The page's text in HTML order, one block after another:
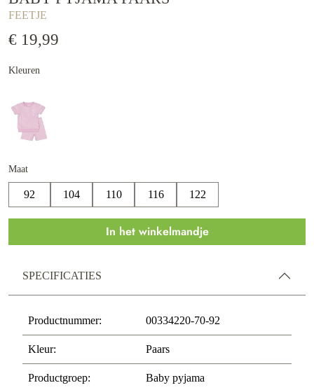
FEETJE
€ 19,99
Kleuren
Maat
92 104 110 116 122
In het winkelmandje
SPECIFICATIES
Productnummer: 00334220-70-92
Kleur: Paars
Productgroep: Baby pyjama